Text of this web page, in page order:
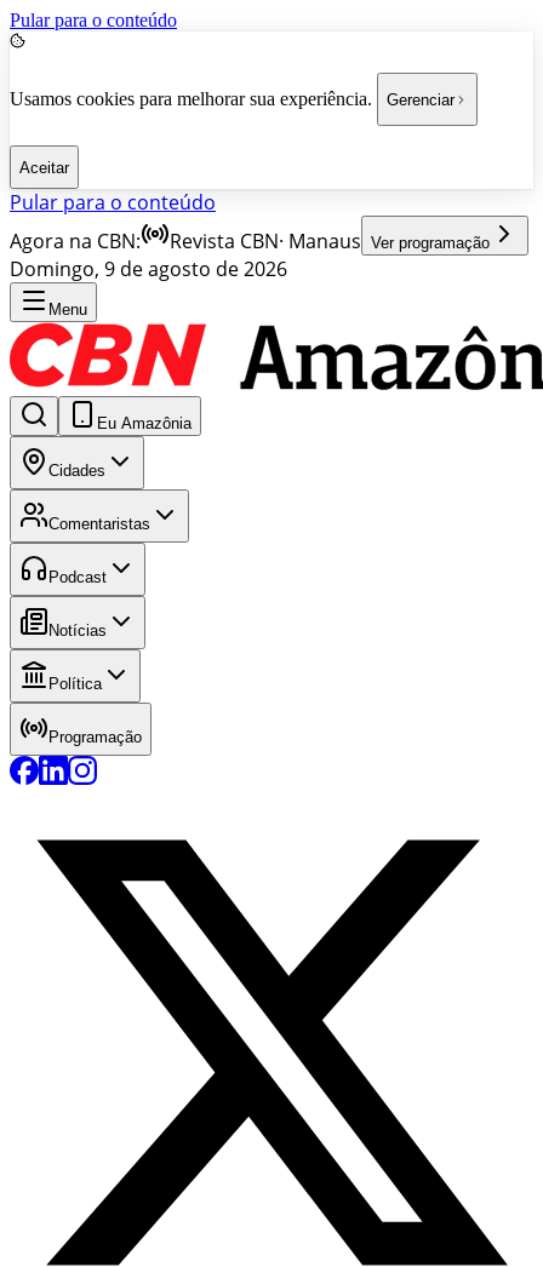
Pular para o conteúdo
Usamos cookies para melhorar sua experiência. Gerenciar
Aceitar
Pular para o conteúdo
Agora na CBN:
Revista CBN· Manaus Ver programação
Domingo, 9 de agosto de 2026
Menu
Eu Amazônia
Cidades
Comentaristas
Podcast
Notícias
Política
Programação